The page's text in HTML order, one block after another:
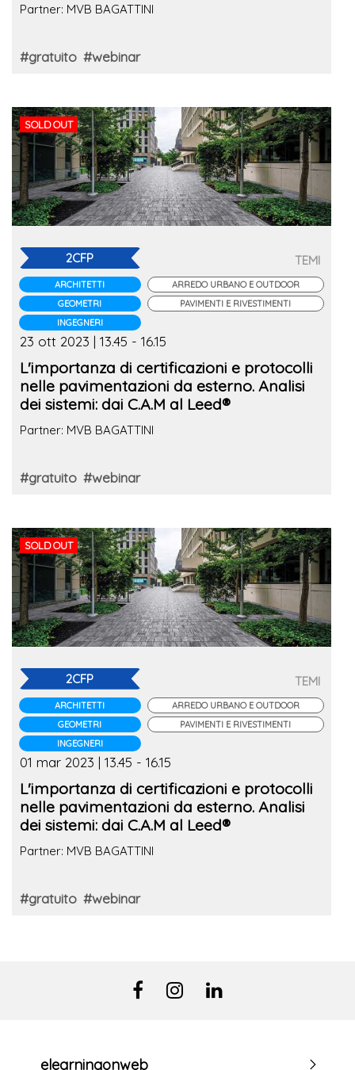
Partner: MVB BAGATTINI
#gratuito #webinar
SOLD OUT
2CFP
ARCHITETTI
GEOMETRI
INGEGNERI
TEMI
ARREDO URBANO E OUTDOOR
PAVIMENTI E RIVESTIMENTI
23 ott 2023 | 13.45 - 16.15
L'importanza di certificazioni e protocolli
nelle pavimentazioni da esterno. Analisi
dei sistemi: dai C.A.M al Leed®
Partner: MVB BAGATTINI
#gratuito #webinar
SOLD OUT
2CFP
ARCHITETTI
GEOMETRI
INGEGNERI
TEMI
ARREDO URBANO E OUTDOOR
PAVIMENTI E RIVESTIMENTI
01 mar 2023 | 13.45 - 16.15
L'importanza di certificazioni e protocolli
nelle pavimentazioni da esterno. Analisi
dei sistemi: dai C.A.M al Leed®
Partner: MVB BAGATTINI
#gratuito #webinar
elearningonweb